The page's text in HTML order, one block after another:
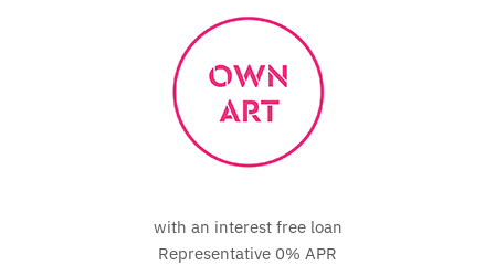
with an interest free loan
Representative 0% APR